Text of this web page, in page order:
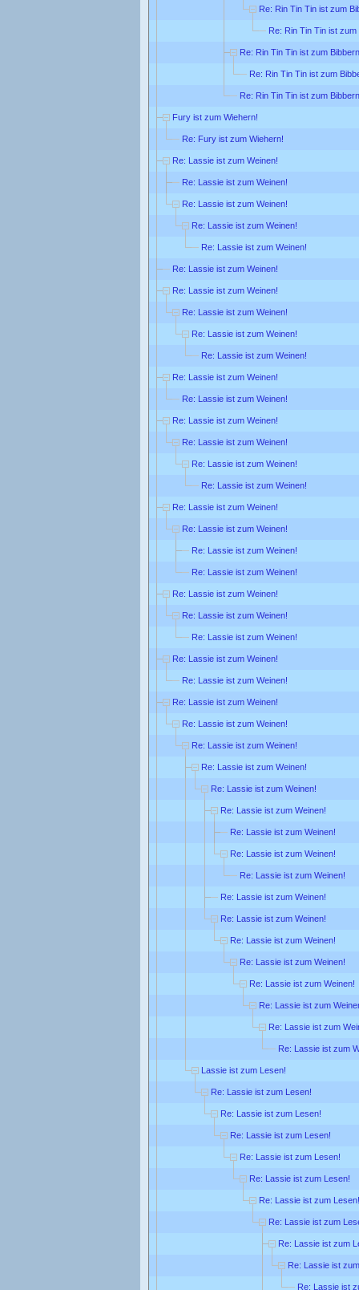
Re: Rin Tin Tin ist zum
Re: Rin Tin Tin ist zum
Re: Rin Tin Tin ist zum
Re: Rin Tin Tin ist zum
Re: Rin Tin Tin ist zum
Fury ist zum Wiehern!
Re: Fury ist zum Wiehern!
Re: Lassie ist zum Weinen!
Re: Lassie ist zum Weinen!
Re: Lassie ist zum Weinen!
Re: Lassie ist zum Weinen!
Re: Lassie ist zum Weinen!
Re: Lassie ist zum Weinen!
Re: Lassie ist zum Weinen!
Re: Lassie ist zum Weinen!
Re: Lassie ist zum Weinen!
Re: Lassie ist zum Weinen!
Re: Lassie ist zum Weinen!
Re: Lassie ist zum Weinen!
Re: Lassie ist zum Weinen!
Re: Lassie ist zum Weinen!
Re: Lassie ist zum Weinen!
Re: Lassie ist zum Weinen!
Re: Lassie ist zum Weinen!
Re: Lassie ist zum Weinen!
Re: Lassie ist zum Weinen!
Re: Lassie ist zum Weinen!
Re: Lassie ist zum Weinen!
Re: Lassie ist zum Weinen!
Re: Lassie ist zum Weinen!
Re: Lassie ist zum Weinen!
Re: Lassie ist zum Weinen!
Re: Lassie ist zum Weinen!
Re: Lassie ist zum Weinen!
Re: Lassie ist zum Weinen!
Re: Lassie ist zum Weinen!
Re: Lassie ist zum Weinen!
Re: Lassie ist zum Weinen!
Re: Lassie ist zum Weinen!
Re: Lassie ist zum Weinen!
Re: Lassie ist zum Weinen!
Re: Lassie ist zum Weinen!
Re: Lassie ist zum Weinen!
Re: Lassie ist zum Weinen!
Re: Lassie ist zum Weinen!
Re: Lassie ist zum Weinen!
Re: Lassie ist zum
Re: Lassie ist zum
Re: Lassie ist zum
Lassie ist zum Lesen!
Re: Lassie ist zum Lesen!
Re: Lassie ist zum Lesen!
Re: Lassie ist zum Lesen!
Re: Lassie ist zum Lesen!
Re: Lassie ist zum Lesen!
Re: Lassie ist zum Lesen!
Re: Lassie ist zum
Re: Lassie ist zum
Re: Lassie ist
Re: Lassie ist